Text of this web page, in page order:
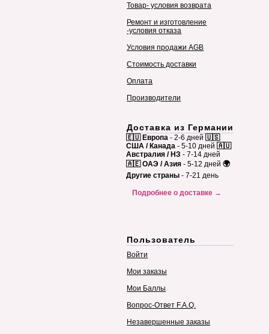
Товар- условия возврата
Ремонт и изготовление
-условия отказа
Условия продажи AGB
Стоимость доставки
Оплата
Производители
Доставка из Германии
🇪🇺 Европа - 2-6 дней 🇺🇸
США / Канада - 5-10 дней 🇦🇺
Австралия / НЗ - 7-14 дней
🇦🇪 ОАЭ / Азия - 5-12 дней 🌍
Другие страны - 7-21 день
Подробнее о доставке →
Пользователь
Войти
Мои заказы
Мои Баллы
Вопрос-Ответ F.A.Q.
Незавершенные заказы